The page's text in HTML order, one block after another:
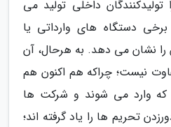
داخلی تولید می
برخی دستگاه های وارداتی یا
نشان می دهد. به هرحال، آن
نیست؛ چراکه هم اکنون هم
که وارد می شوند و شرکت ها
تحریم ها را یاد گرفته اند؛